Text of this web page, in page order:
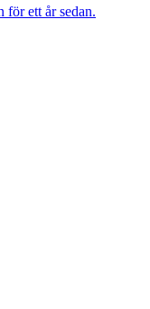
för ett år sedan.